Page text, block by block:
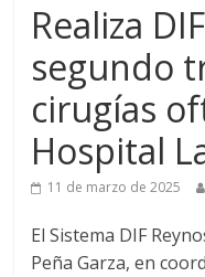
Realiza
segundo
cirugías
Hospital
11 de marzo de 2025
El Sistema DIF
Peña Garza, en